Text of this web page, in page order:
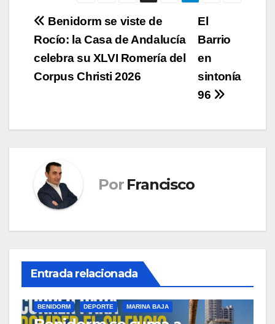
Navegación
de
entradas
El
Barrio
en
sintonía
96
Benidorm se viste de
Rocío: la Casa de Andalucía
celebra su XLVI Romería del
Corpus Christi 2026
Por Francisco
Entrada relacionada
BENIDORM DEPORTE MARINA BAJA